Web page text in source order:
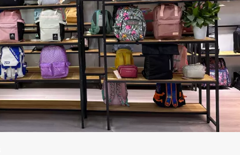
Deutsch
Español
Nederlands